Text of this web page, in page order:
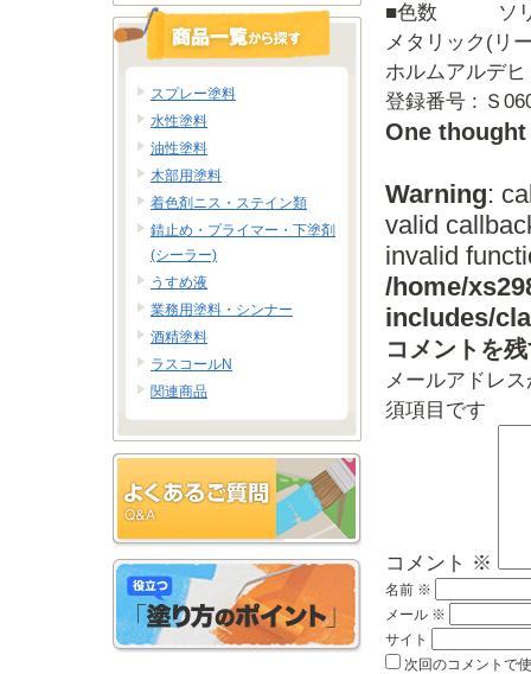
■色数
メタリック(リ
ホルムアル
登録番号 : Ｓ
One thought
Warning:
valid
invalid
/home/
includes/
コメントを
メールアドレ
須項目です
コメント ※
名前 ※
メール ※
サイト
次回のコメントで
スプレー塗料
水性塗料
油性塗料
木部用塗料
着色剤ニス・ステイン類
錆止め・プライマー・下塗剤
(シーラー)
うすめ液
業務用塗料・シンナー
酒精塗料
ラスコールN
関連商品